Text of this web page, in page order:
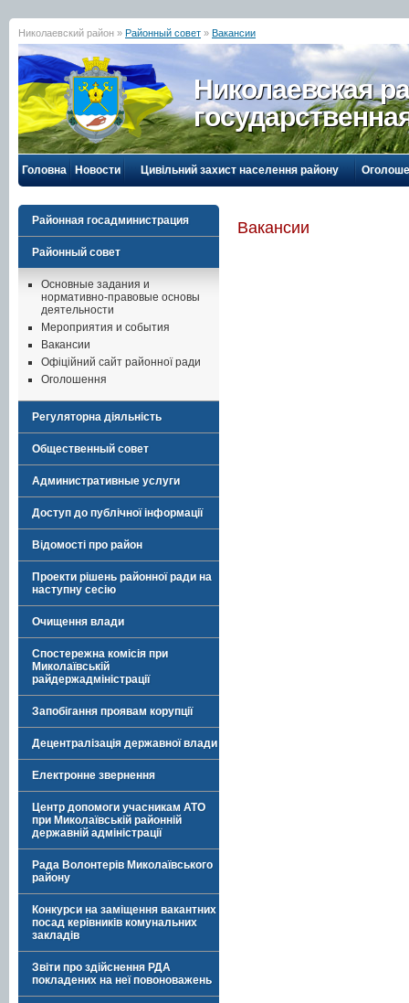
Николаевский район » Районный совет » Вакансии
Николаевская
Головна Новости Цивільний захист населення району
Районная госадминистрация
Районный совет
Основные задания и
нормативно-правовые основы
деятельности
Мероприятия и события
Вакансии
Офіційний сайт районної ради
Оголошення
Регуляторна діяльність
Общественный совет
Административные услуги
Доступ до публічної інформації
Відомості про район
Проекти рішень районної ради на
наступну сесію
Очищення влади
Спостережна комісія при
Миколаївській
райдержадміністрації
Запобігання проявам корупції
Децентралізація державної влади
Електронне звернення
Центр допомоги учасникам АТО
при Миколаївській районній
державній адміністрації
Рада Волонтерів Миколаївського
району
Конкурси на заміщення вакантних
посад керівників комунальних
закладів
Звіти про здійснення РДА
покладених на неї повоноважень
Вакансии